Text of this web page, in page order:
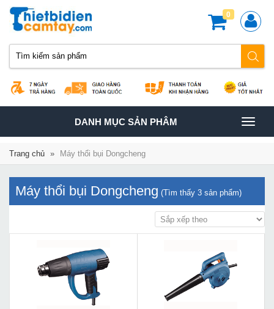
0
TOGGLE
NAVIGATION
DANH MỤC SẢN PHÂM
Trang chủ » Máy thổi bụi Dongcheng
Máy thổi bụi Dongcheng (Tìm thấy 3 sản phẩm)